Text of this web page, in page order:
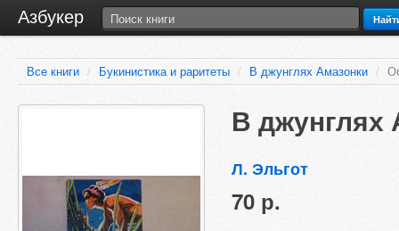
Азбукер
Все книги / Букинистика и раритеты / В джунглях Амазонки /
В джунглях
Л. Эльгот
70 р.